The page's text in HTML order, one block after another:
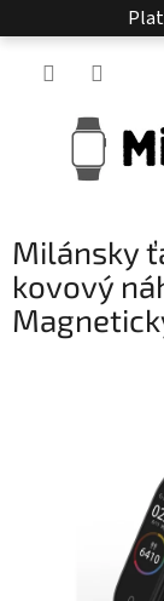
na
Milánsky
kovový